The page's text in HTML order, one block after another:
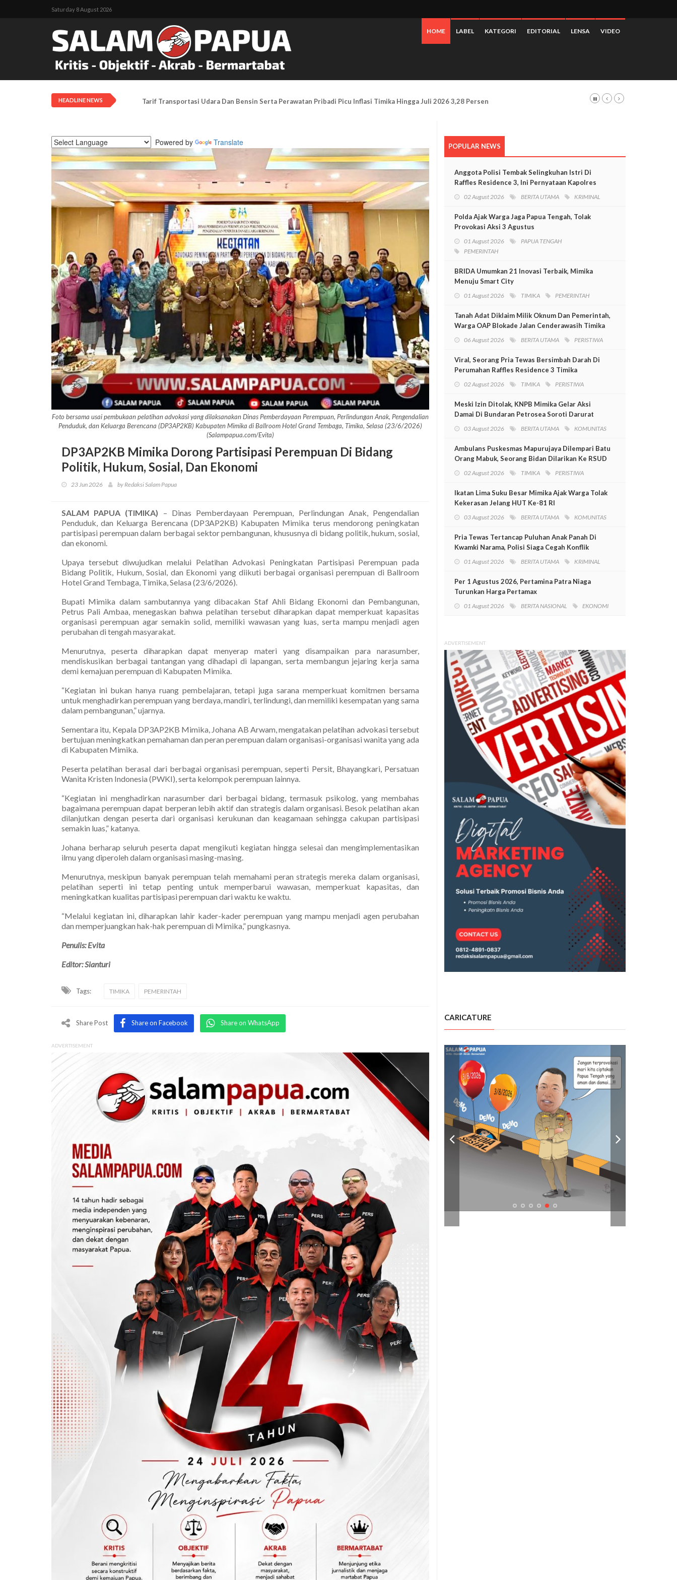
Saturday 8 August 2026
HOME LABEL KATEGORI EDITORIAL LENSA VIDEO
HEADLINE NEWS Meski Izin Ditolak, KNPB Mimika Gelar Aksi Damai Di Bundaran Petrosea Soroti Darurat Militer Dan Pelanggaran HAM
Powered by Translate
Foto bersama usai pembukaan pelatihan advokasi yang dilaksanakan Dinas Pemberdayaan Perempuan, Perlindungan Anak, Pengendalian
Penduduk, dan Keluarga Berencana (DP3AP2KB) Kabupaten Mimika di Ballroom Hotel Grand Tembaga, Timika, Selasa (23/6/2026)
(Salampapua.com/Evita)
DP3AP2KB Mimika Dorong Partisipasi Perempuan Di Bidang
Politik, Hukum, Sosial, Dan Ekonomi
23 Jun 2026 by Redaksi Salam Papua
SALAM PAPUA (TIMIKA) – Dinas Pemberdayaan Perempuan, Perlindungan Anak, Pengendalian
Penduduk, dan Keluarga Berencana (DP3AP2KB) Kabupaten Mimika terus mendorong peningkatan
partisipasi perempuan dalam berbagai sektor pembangunan, khususnya di bidang politik, hukum, sosial,
dan ekonomi.
Upaya tersebut diwujudkan melalui Pelatihan Advokasi Peningkatan Partisipasi Perempuan pada
Bidang Politik, Hukum, Sosial, dan Ekonomi yang diikuti berbagai organisasi perempuan di Ballroom
Hotel Grand Tembaga, Timika, Selasa (23/6/2026).
Bupati Mimika dalam sambutannya yang dibacakan Staf Ahli Bidang Ekonomi dan Pembangunan,
Petrus Pali Ambaa, menegaskan bahwa pelatihan tersebut diharapkan dapat memperkuat kapasitas
organisasi perempuan agar semakin solid, memiliki wawasan yang luas, serta mampu menjadi agen
perubahan di tengah masyarakat.
Menurutnya, peserta diharapkan dapat menyerap materi yang disampaikan para narasumber,
mendiskusikan berbagai tantangan yang dihadapi di lapangan, serta membangun jejaring kerja sama
demi kemajuan perempuan di Kabupaten Mimika.
“Kegiatan ini bukan hanya ruang pembelajaran, tetapi juga sarana memperkuat komitmen bersama
untuk menghadirkan perempuan yang berdaya, mandiri, terlindungi, dan memiliki kesempatan yang sama
dalam pembangunan,” ujarnya.
Sementara itu, Kepala DP3AP2KB Mimika, Johana AB Arwam, mengatakan pelatihan advokasi tersebut
bertujuan meningkatkan pemahaman dan peran perempuan dalam organisasi-organisasi wanita yang ada
di Kabupaten Mimika.
Peserta pelatihan berasal dari berbagai organisasi perempuan, seperti Persit, Bhayangkari, Persatuan
Wanita Kristen Indonesia (PWKI), serta kelompok perempuan lainnya.
“Kegiatan ini menghadirkan narasumber dari berbagai bidang, termasuk psikolog, yang membahas
bagaimana perempuan dapat berperan lebih aktif dan strategis dalam organisasi. Besok pelatihan akan
dilanjutkan dengan peserta dari organisasi kerukunan dan keagamaan sehingga cakupan partisipasi
semakin luas,” katanya.
Johana berharap seluruh peserta dapat mengikuti kegiatan hingga selesai dan mengimplementasikan
ilmu yang diperoleh dalam organisasi masing-masing.
Menurutnya, meskipun banyak perempuan telah memahami peran strategis mereka dalam organisasi,
pelatihan seperti ini tetap penting untuk memperbarui wawasan, memperkuat kapasitas, dan
meningkatkan kualitas partisipasi perempuan dari waktu ke waktu.
“Melalui kegiatan ini, diharapkan lahir kader-kader perempuan yang mampu menjadi agen perubahan
dan memperjuangkan hak-hak perempuan di Mimika,” pungkasnya.
Penulis: Evita
Editor: Sianturi
Tags: TIMIKA PEMERINTAH
Share Post Share on Facebook Share on WhatsApp
ADVERTISEMENT
POPULAR NEWS
Anggota Polisi Tembak Selingkuhan Istri Di
Raffles Residence 3, Ini Pernyataan Kapolres
02 August 2026 BERITA UTAMA KRIMINAL
Polda Ajak Warga Jaga Papua Tengah, Tolak
Provokasi Aksi 3 Agustus
01 August 2026
PAPUA TENGAH
PEMERINTAH
BRIDA Umumkan 21 Inovasi Terbaik, Mimika
Menuju Smart City
01 August 2026 TIMIKA PEMERINTAH
Tanah Adat Diklaim Milik Oknum Dan Pemerintah,
Warga OAP Blokade Jalan Cenderawasih Timika
06 August 2026 BERITA UTAMA PERISTIWA
Viral, Seorang Pria Tewas Bersimbah Darah Di
Perumahan Raffles Residence 3 Timika
02 August 2026 TIMIKA PERISTIWA
Meski Izin Ditolak, KNPB Mimika Gelar Aksi
Damai Di Bundaran Petrosea Soroti Darurat
03 August 2026 BERITA UTAMA KOMUNITAS
Ambulans Puskesmas Mapurujaya Dilempari Batu
Orang Mabuk, Seorang Bidan Dilarikan Ke RSUD
02 August 2026 TIMIKA PERISTIWA
Ikatan Lima Suku Besar Mimika Ajak Warga Tolak
Kekerasan Jelang HUT Ke-81 RI
03 August 2026 BERITA UTAMA KOMUNITAS
Pria Tewas Tertancap Puluhan Anak Panah Di
Kwamki Narama, Polisi Siaga Cegah Konflik
01 August 2026 BERITA UTAMA KRIMINAL
Per 1 Agustus 2026, Pertamina Patra Niaga
Turunkan Harga Pertamax
01 August 2026 BERITA NASIONAL EKONOMI
ADVERTISEMENT
CARICATURE